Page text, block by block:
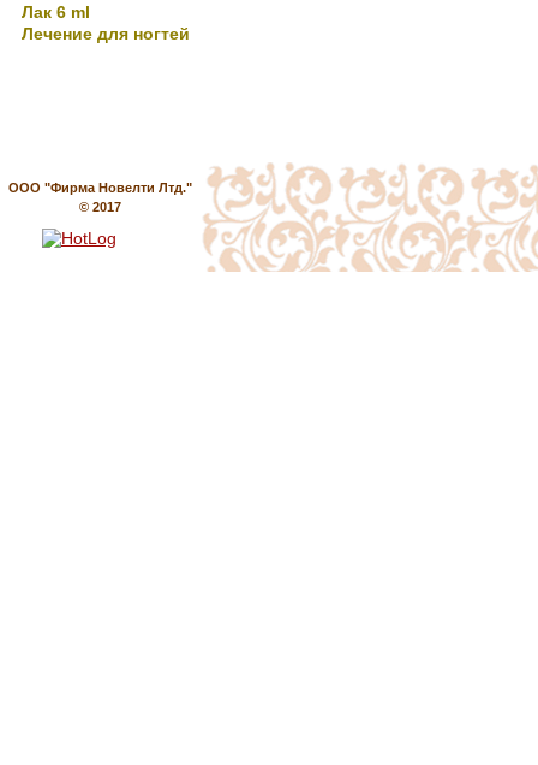
Лак 6 ml
Лечение для ногтей
ООО "Фирма Новелти Лтд."
© 2017